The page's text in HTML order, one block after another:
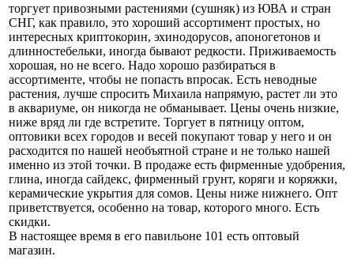
торгует привозными растениями (сушняк) из ЮВА и стран
СНГ, как правило, это хороший ассортимент простых, но
интересных криптокорин, эхинодорусов, апоногетонов и
длинностебельки, иногда бывают редкости. Приживаемость
хорошая, но не всего. Надо хорошо разбираться в
ассортименте, чтобы не попасть впросак. Есть неводные
растения, лучше спросить Михаила напрямую, растет ли это
в аквариуме, он никогда не обманывает. Цены очень низкие,
ниже вряд ли где встретите. Торгует в пятницу оптом,
оптовики всех городов и весей покупают товар у него и он
расходится по нашей необъятной стране и не только нашей
именно из этой точки. В продаже есть фирменные удобрения,
глина, иногда сайдекс, фирменный грунт, коряги и коряжки,
керамические укрытия для сомов. Цены ниже нижнего. Опт
приветствуется, особенно на товар, которого много. Есть
скидки.
В настоящее время в его павильоне 101 есть оптовый
магазин.